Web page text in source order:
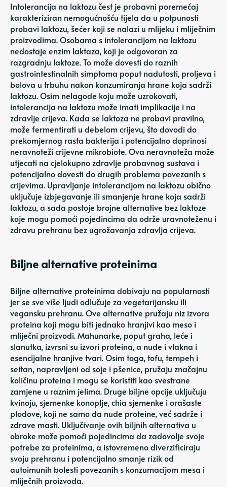
Intolerancija na laktozu čest je probavni poremećaj
karakteriziran nemogućnošću tijela da u potpunosti
probavi laktozu, šećer koji se nalazi u mlijeku i mliječnim
proizvodima. Osobama s intolerancijom na laktozu
nedostaje enzim laktaza, koji je odgovoran za
razgradnju laktoze. To može dovesti do raznih
gastrointestinalnih simptoma poput nadutosti, proljeva i
bolova u trbuhu nakon konzumiranja hrane koja sadrži
laktozu. Osim nelagode koju može uzrokovati,
intolerancija na laktozu može imati implikacije i na
zdravlje crijeva. Kada se laktoza ne probavi pravilno,
može fermentirati u debelom crijevu, što dovodi do
prekomjernog rasta bakterija i potencijalno doprinosi
neravnoteži crijevne mikrobiote. Ova neravnoteža može
utjecati na cjelokupno zdravlje probavnog sustava i
potencijalno dovesti do drugih problema povezanih s
crijevima. Upravljanje intolerancijom na laktozu obično
uključuje izbjegavanje ili smanjenje hrane koja sadrži
laktozu, a sada postoje brojne alternative bez laktoze
koje mogu pomoći pojedincima da održe uravnoteženu i
zdravu prehranu bez ugrožavanja zdravlja crijeva.
Biljne alternative proteinima
Biljne alternative proteinima dobivaju na popularnosti
jer se sve više ljudi odlučuje za vegetarijansku ili
vegansku prehranu. Ove alternative pružaju niz izvora
proteina koji mogu biti jednako hranjivi kao meso i
mliječni proizvodi. Mahunarke, poput graha, leće i
slanutka, izvrsni su izvori proteina, a nude i vlakna i
esencijalne hranjive tvari. Osim toga, tofu, tempeh i
seitan, napravljeni od soje i pšenice, pružaju značajnu
količinu proteina i mogu se koristiti kao svestrane
zamjene u raznim jelima. Druge biljne opcije uključuju
kvinoju, sjemenke konoplje, chia sjemenke i orašaste
plodove, koji ne samo da nude proteine, već sadrže i
zdrave masti. Uključivanje ovih biljnih alternativa u
obroke može pomoći pojedincima da zadovolje svoje
potrebe za proteinima, a istovremeno diverzificiraju
svoju prehranu i potencijalno smanje rizik od
autoimunih bolesti povezanih s konzumacijom mesa i
mliječnih proizvoda.